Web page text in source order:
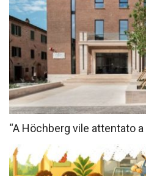
“A Höchberg vile attentato a